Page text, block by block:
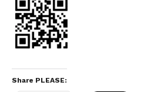
Share PLEASE: